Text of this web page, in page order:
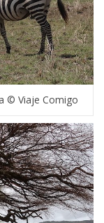
© Viaje Comigo